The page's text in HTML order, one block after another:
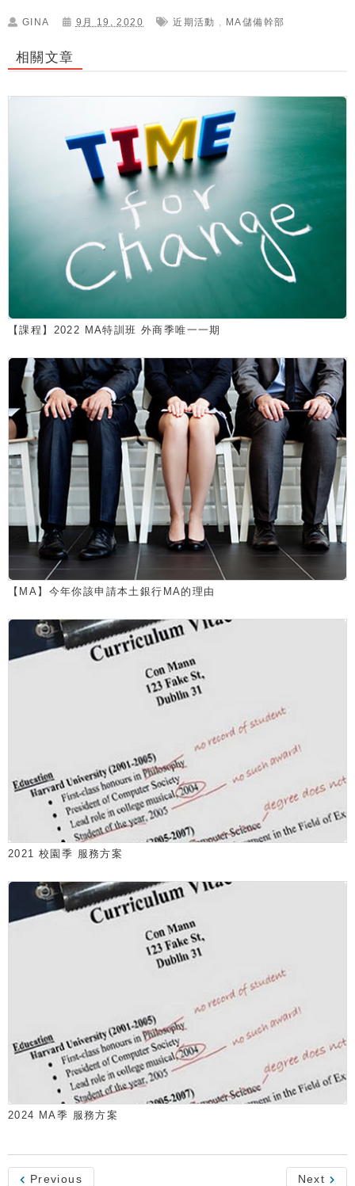
GINA 9月 19, 2020 近期活動 , MA儲備幹部
相關文章
【課程】2022 MA特訓班 外商季唯一一期
【MA】今年你該申請本土銀行MA的理由
2021 校園季 服務方案
2024 MA季 服務方案
Previous Next